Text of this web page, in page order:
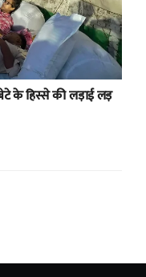
के हिस्से की लड़ाई लड़